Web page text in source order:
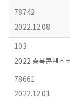
78742
2022.12.08
103
2022 충북콘텐츠
78661
2022.12.01